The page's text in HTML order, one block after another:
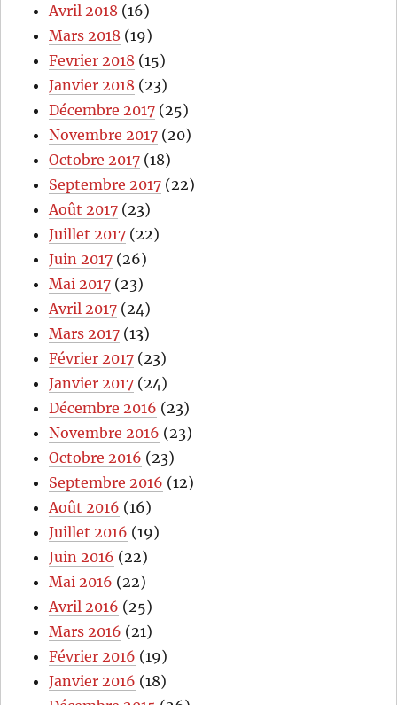
Avril 2018 (16)
Mars 2018 (19)
Fevrier 2018 (15)
Janvier 2018 (23)
Décembre 2017 (25)
Novembre 2017 (20)
Octobre 2017 (18)
Septembre 2017 (22)
Août 2017 (23)
Juillet 2017 (22)
Juin 2017 (26)
Mai 2017 (23)
Avril 2017 (24)
Mars 2017 (13)
Février 2017 (23)
Janvier 2017 (24)
Décembre 2016 (23)
Novembre 2016 (23)
Octobre 2016 (23)
Septembre 2016 (12)
Août 2016 (16)
Juillet 2016 (19)
Juin 2016 (22)
Mai 2016 (22)
Avril 2016 (25)
Mars 2016 (21)
Février 2016 (19)
Janvier 2016 (18)